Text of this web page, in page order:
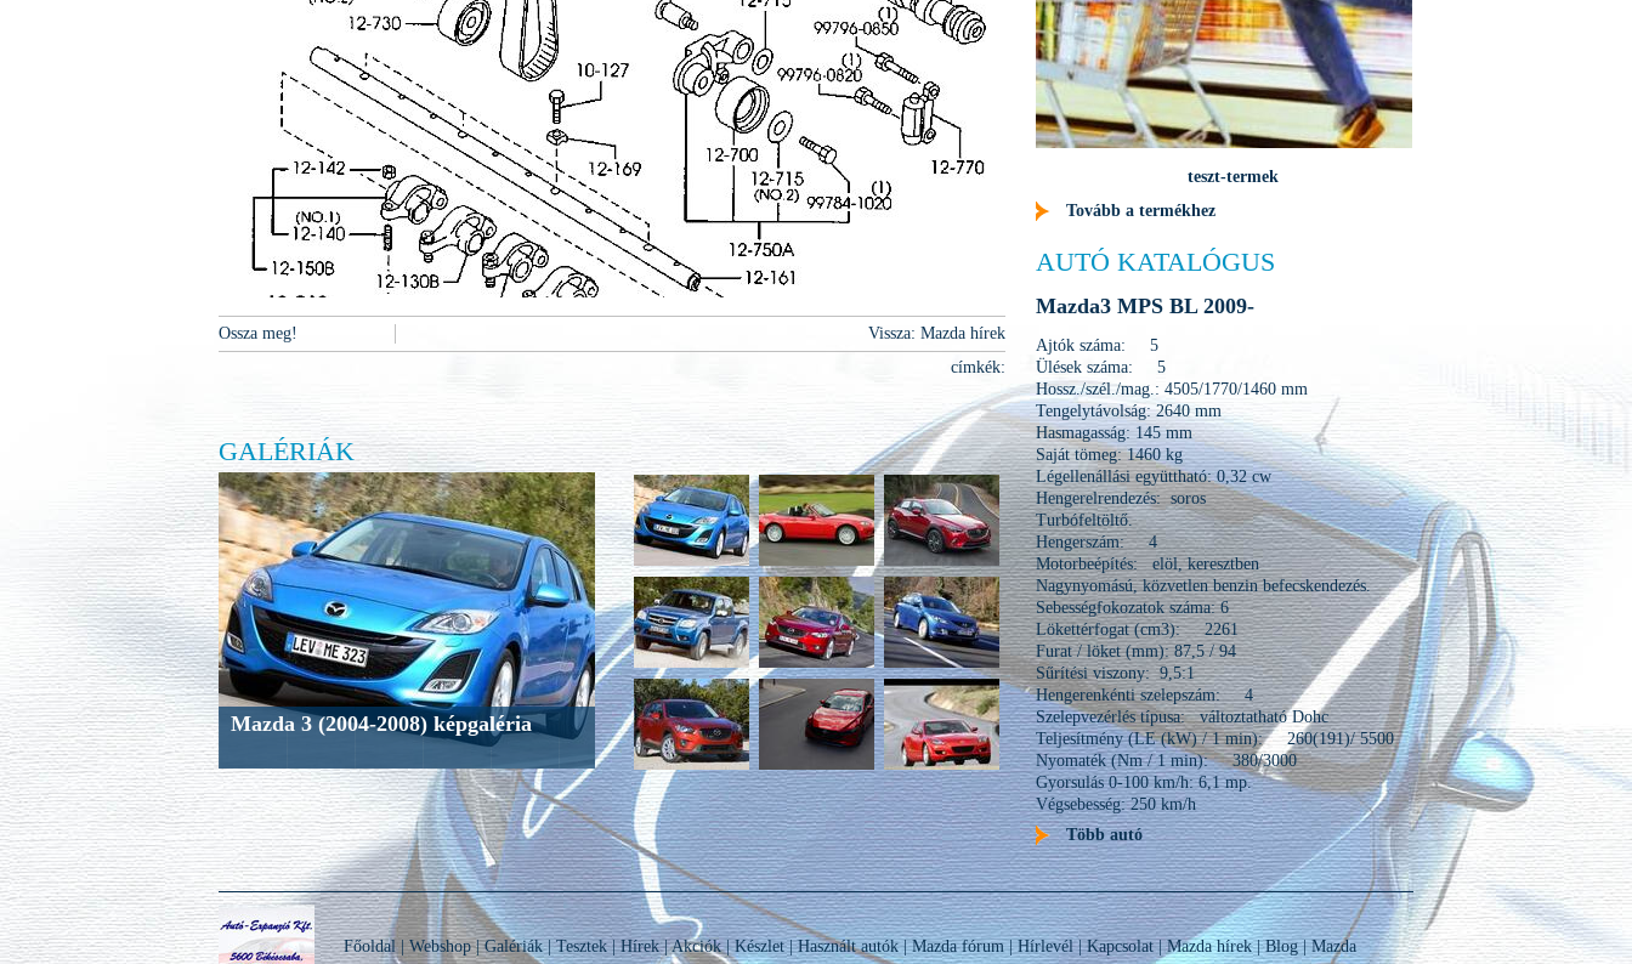
Ossza meg!
Vissza: Mazda hírek
címkék:
GALÉRIÁK
Mazda 3 (2004-2008) képgaléria
teszt-termek
Tovább a termékhez
AUTÓ KATALÓGUS
Mazda3 MPS BL 2009-
Ajtók száma: 5
Ülések száma: 5
Hossz./szél./mag.: 4505/1770/1460 mm
Tengelytávolság: 2640 mm
Hasmagasság: 145 mm
Saját tömeg: 1460 kg
Légellenállási együttható: 0,32 cw
Hengerelrendezés: soros
Turbófeltöltő.
Hengerszám: 4
Motorbeépítés: elöl, keresztben
Nagynyomású, közvetlen benzin befecskendezés.
Sebességfokozatok száma: 6
Lökettérfogat (cm3): 2261
Furat / löket (mm): 87,5 / 94
Sűrítési viszony: 9,5:1
Hengerenkénti szelepszám: 4
Szelepvezérlés típusa: változtatható Dohc
Teljesítmény (LE (kW) / 1 min): 260(191)/ 5500
Nyomaték (Nm / 1 min): 380/3000
Gyorsulás 0-100 km/h: 6,1 mp.
Végsebesség: 250 km/h
Több autó
Főoldal|Webshop|Galériák|Tesztek|Hírek|Akciók|Készlet|Használt autók|Mazda fórum| Hírlevél|Kapcsolat|Mazda hírek|Blog|Mazda